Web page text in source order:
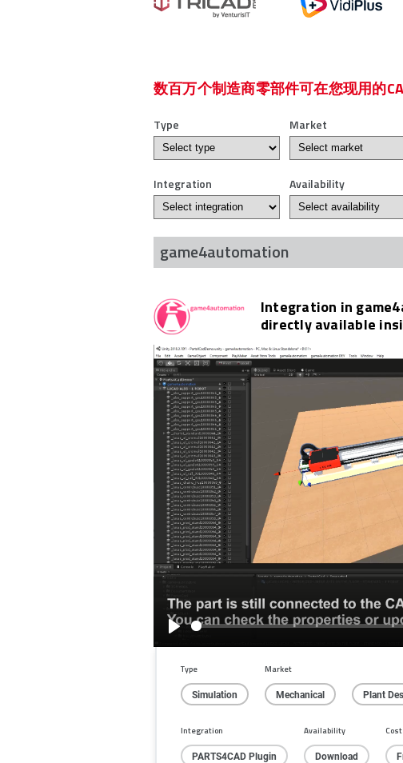
数百万个制造商零部件可在您现用的
Type Market
Integration Availability
game4automation
Integration in
directly available
Type
Simulation
Market
Mechanical Plant
Integration
PARTS4CAD Plugin
Availability
Download
Cost